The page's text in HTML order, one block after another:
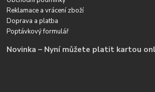
Reklamace a vrácení zboží
Doprava a platba
Poptávkový formulář
Novinka – Nyní můžete platit kartou